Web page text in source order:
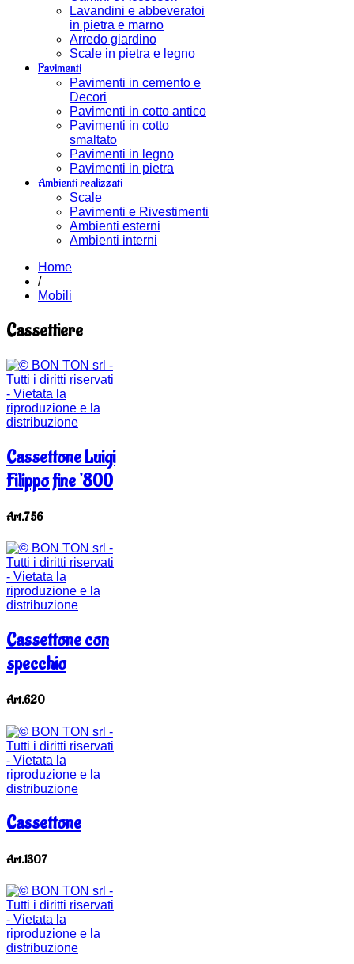
Lavandini e abbeveratoi
in pietra e marno
Arredo giardino
Scale in pietra e legno
Pavimenti
Pavimenti in cemento e
Decori
Pavimenti in cotto antico
Pavimenti in cotto
smaltato
Pavimenti in legno
Pavimenti in pietra
Ambienti realizzati
Scale
Pavimenti e Rivestimenti
Ambienti esterni
Ambienti interni
Home
/
Mobili
Cassettiere
Cassettone Luigi
Filippo fine '800
Art.756
Cassettone con
specchio
Art.620
Cassettone
Art.1307